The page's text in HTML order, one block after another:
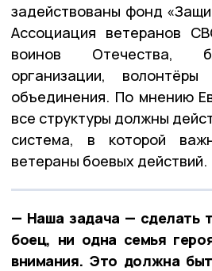
задействованы фонд
Ассоциация ветеранов
воинов Отечества,
организации,
объединения. По мнению
все структуры должны
система, в которой
ветераны боевых действий.
— Наша задача — сделать
боец, ни одна семья
внимания. Это должна